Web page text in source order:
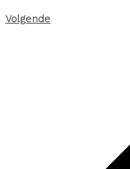
Volgende